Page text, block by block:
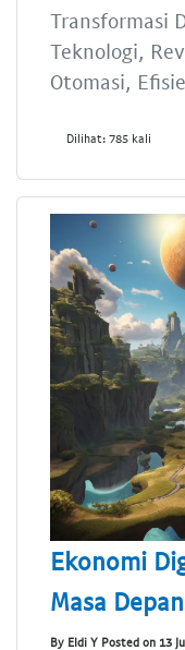
Transformasi
Teknologi,
Otomasi,
Dilihat: 785 kali
Ekonomi
Masa
By Eldi Y Posted on 13